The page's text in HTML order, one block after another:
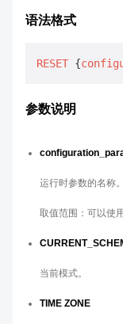
语法格式
RESET {
参数说明
运行时参数的名称。
取值范围：可以使
当前模式。
TIME ZONE